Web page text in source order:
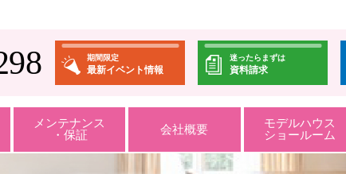
期間限定
最新イベント情報
迷ったらまずは
資料請求
メンテナンス
・保証
会社概要
モデルハウス
ショールーム